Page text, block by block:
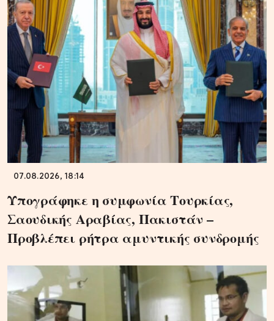
07.08.2026, 18:14
Υπογράφηκε η συμφωνία Τουρκίας,
Σαουδικής Αραβίας, Πακιστάν –
Προβλέπει ρήτρα αμυντικής συνδρομής